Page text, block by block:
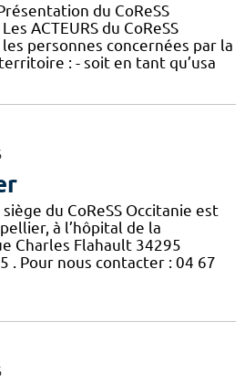
du CoReSS
ACTEURS du CoReSS
personnes concernées par la
: - soit en tant qu’usa
du CoReSS Occitanie est
à l’hôpital de la
Charles Flahault 34295
. Pour nous contacter : 04 67